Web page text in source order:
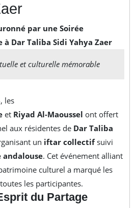
à Dar Taliba Sidi Yahya Zaer
et culturelle mémorable
, les
et Riyad Al-Maoussel ont offert
aux résidentes de Dar Taliba
un iftar collectifsuivi
andalouse. Cet événement alliant
culturel a marqué les
les participantes.
du Partage